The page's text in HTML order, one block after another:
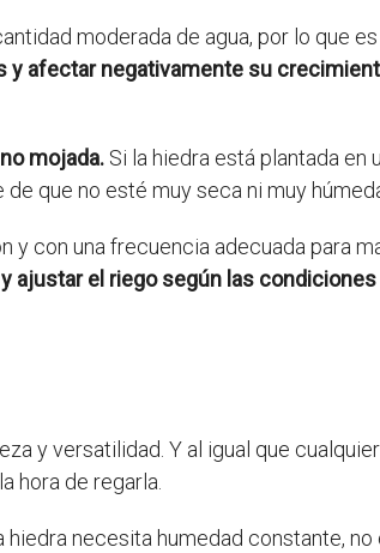
moderada de agua, por lo que
y afectar negativamente su
mojada. Si la hiedra está plantada en
que no esté muy seca ni muy
con una frecuencia adecuada para
el riego según las
y versatilidad. Y al igual que
hora de regarla.
necesita humedad constante,